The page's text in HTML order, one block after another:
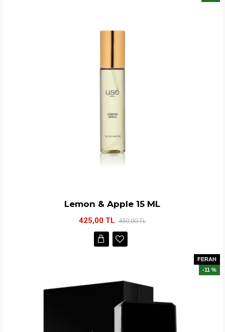
Lemon & Apple 15 ML
425,00 TL 450,00 TL
FERAH
-11 %